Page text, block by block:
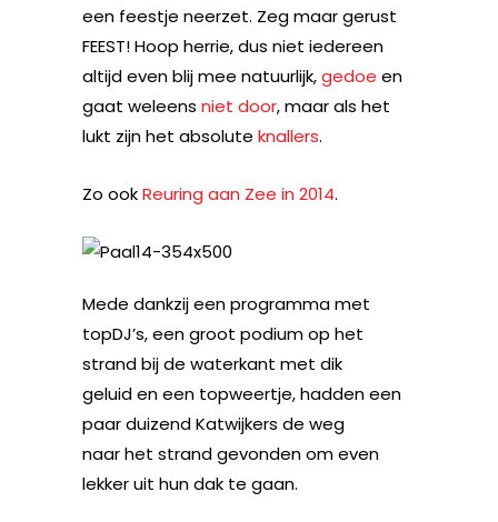
een feestje neerzet. Zeg maar gerust
FEEST! Hoop herrie, dus niet iedereen
altijd even blij mee natuurlijk,gedoe en
gaat weleens niet door, maar als het
lukt zijn het absolute knallers.
Zo ookReuring aan Zee in 2014.
Mede dankzij een programma met
topDJ’s, een groot podium op het
strand bij de waterkant met dik
geluid en een topweertje, hadden een
paar duizend Katwijkers de weg
naar het strand gevonden om even
lekker uit hun dak te gaan.